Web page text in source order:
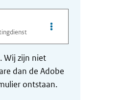
Opties van bestand
Wij zijn niet
dan de Adobe
ontstaan.